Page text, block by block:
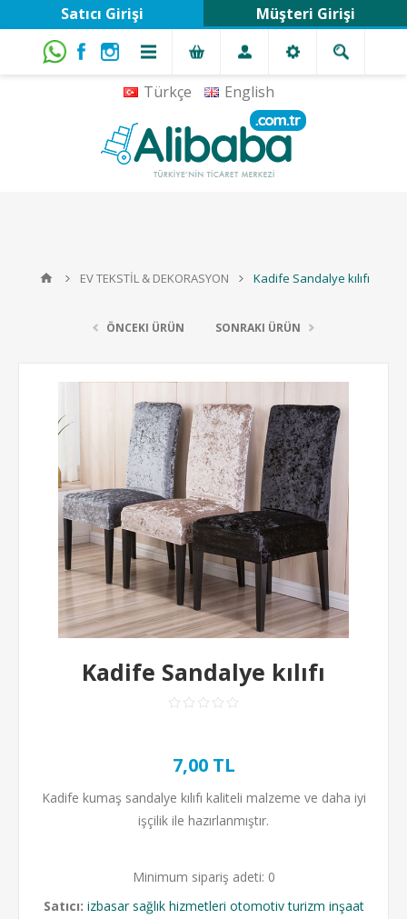
Türkçe English
Satıcı Girişi Müşteri Girişi
EV TEKSTİL & DEKORASYON Kadife Sandalye kılıfı
ÖNCEKI ÜRÜN SONRAKI ÜRÜN
Kadife Sandalye kılıfı
7,00 TL
Kadife kumaş sandalye kılıfı kaliteli malzeme ve daha iyi
işçilik ile hazırlanmıştır.
Minimum sipariş adeti: 0
Satıcı: izbasar sağlık hizmetleri otomotiv turizm inşaat